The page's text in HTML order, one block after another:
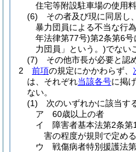
住宅等附設駐車場の使用
(6)
その者及び現に同居し
暴力団員による不当な行
年法律第77号)第2条第6号
力団員」という。)でない
(7)
その他市長が必要と認
2
前項の規定にかかわらず、
は、それぞれ当該各号に掲
ない。
(1)
次のいずれかに該当す
ア
60歳以上の者
イ
障害者基本法第2条
害の程度が規則で定め
ウ
戦傷病者特別援護法